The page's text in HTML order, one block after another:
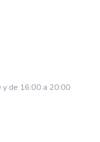
y de 16:00 a 20:00